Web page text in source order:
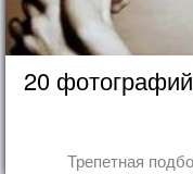
20
Трепетная